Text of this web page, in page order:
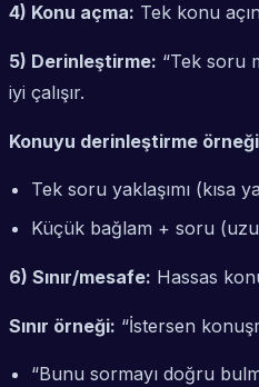
4) Konu açma: Tek konu
5) Derinleştirme: “Tek soru
iyi çalışır.
Konuyu derinleştirme
Tek soru yaklaşımı (kısa
Küçük bağlam + soru
6) Sınır/mesafe: Hassas
Sınır örneği: “İstersen
“Bunu sormayı doğru